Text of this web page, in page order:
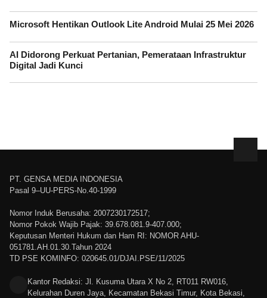
Microsoft Hentikan Outlook Lite Android Mulai 25 Mei 2026
AI Didorong Perkuat Pertanian, Pemerataan Infrastruktur
Digital Jadi Kunci
PT. GENSA MEDIA INDONESIA
Pasal 9–UU-PERS-No.40-1999
Nomor Induk Berusaha: 2007230172517;
Nomor Pokok Wajib Pajak: 39.678.081.9-407.000;
Keputusan Menteri Hukum dan Ham RI: NOMOR AHU-
051781.AH.01.30.Tahun 2024
TD PSE KOMINFO: 020645.01/DJAI.PSE/11/2025
Kantor Redaksi: Jl. Kusuma Utara X No 2, RT011 RW016,
Kelurahan Duren Jaya, Kecamatan Bekasi Timur, Kota Bekasi,